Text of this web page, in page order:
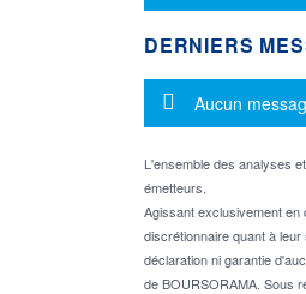
DERNIERS
Message
Aucun
L'ensemble des analyses
émetteurs.
Agissant exclusivement en
discrétionnaire quant à
déclaration ni garantie
de BOURSORAMA. Sous